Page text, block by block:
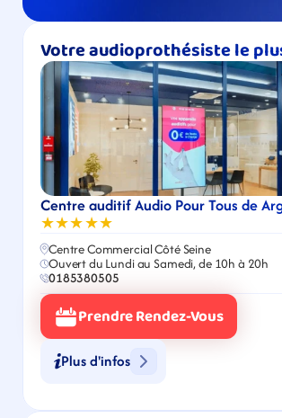
Votre audioprothésiste le
Centre auditif Audio Pour Tous de
★★★★★
Centre Commercial Côté Seine
Ouvert du Lundi au Samedi, de 10h à 20h
0185380505
Prendre Rendez-Vous
Plus d'infos